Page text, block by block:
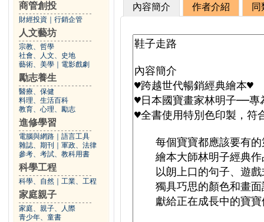
商管創投
財經投資 行銷企管
人文藝坊
宗教、哲學
社會、人文、史地
藝術、美學
電影戲劇
勵志養生
醫療、保健
料理、生活百科
教育、心理、勵志
進修學習
電腦與網路
語言工具
雜誌、期刊
軍政、法律
參考、考試、教科用書
科學工程
科學、自然 工業、工程
家庭親子
家庭、親子、人際
青少年、童書
內容簡介 作者介紹 同